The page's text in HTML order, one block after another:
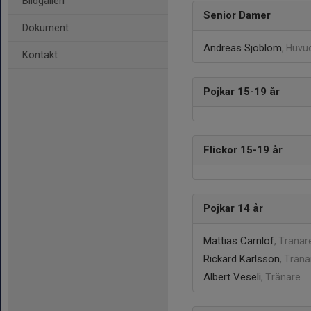
Dokument
Kontakt
Senior Damer
Andreas Sjöblom,
Pojkar 15-19 år
Flickor 15-19 år
Pojkar 14 år
Mattias Carnlöf,
Rickard Karlsson,
Albert Veseli, Tränare